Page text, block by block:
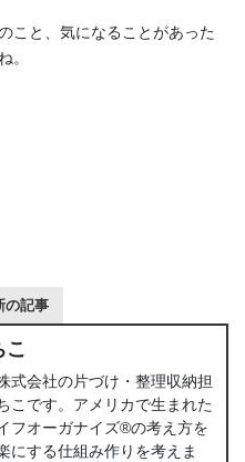
こと、気になることがあった
。
の記事
こ
式会社の片づけ・整理収納担
こです。アメリカで生まれた
フオーガナイズ®の考え方を
にする仕組み作りを考えま